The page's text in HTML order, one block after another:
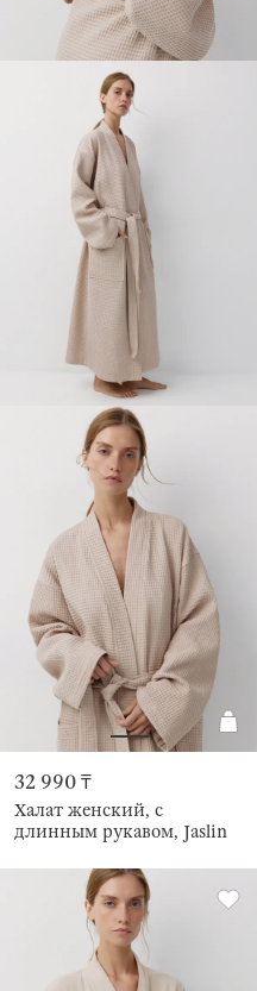
32 990 ₸
Халат женский, с
длинным рукавом, Jaslin